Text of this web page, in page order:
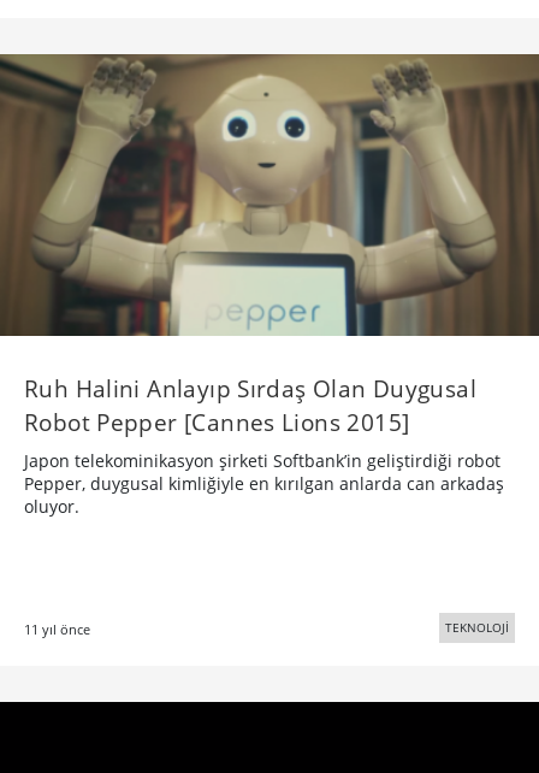
Ruh Halini Anlayıp Sırdaş Olan Duygusal
Robot Pepper [Cannes Lions 2015]
Japon telekominikasyon şirketi Softbank’in geliştirdiği robot
Pepper, duygusal kimliğiyle en kırılgan anlarda can arkadaş
oluyor.
11 yıl önce TEKNOLOJİ